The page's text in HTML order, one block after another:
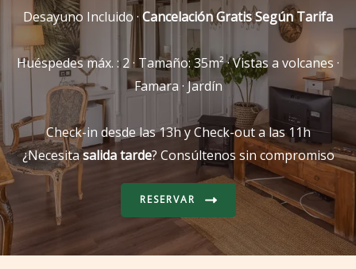
Desayuno Incluido · Cancelación Gratis Según Tarifa
Huéspedes máx. : 2 · Tamaño: 35m² · Vistas a volcanes ·
Famara · Jardín
Check-in desde las 13h y Check-out a las 11h
¿Necesitasalida tarde? Consúltenos sin compromiso
RESERVAR